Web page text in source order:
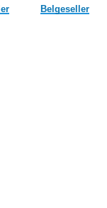
Belgeseller